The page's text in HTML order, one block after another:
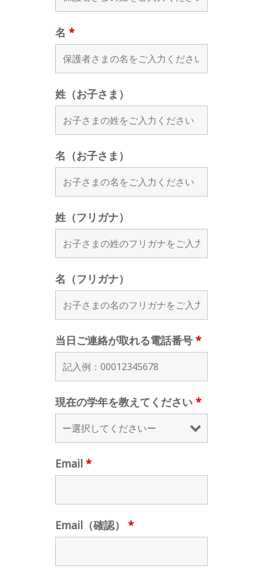
名 *
姓（お子さま）
名（お子さま）
姓（フリガナ）
名（フリガナ）
当日ご連絡が取れる電話番号 *
現在の学年を教えてください *
Email *
Email（確認） *